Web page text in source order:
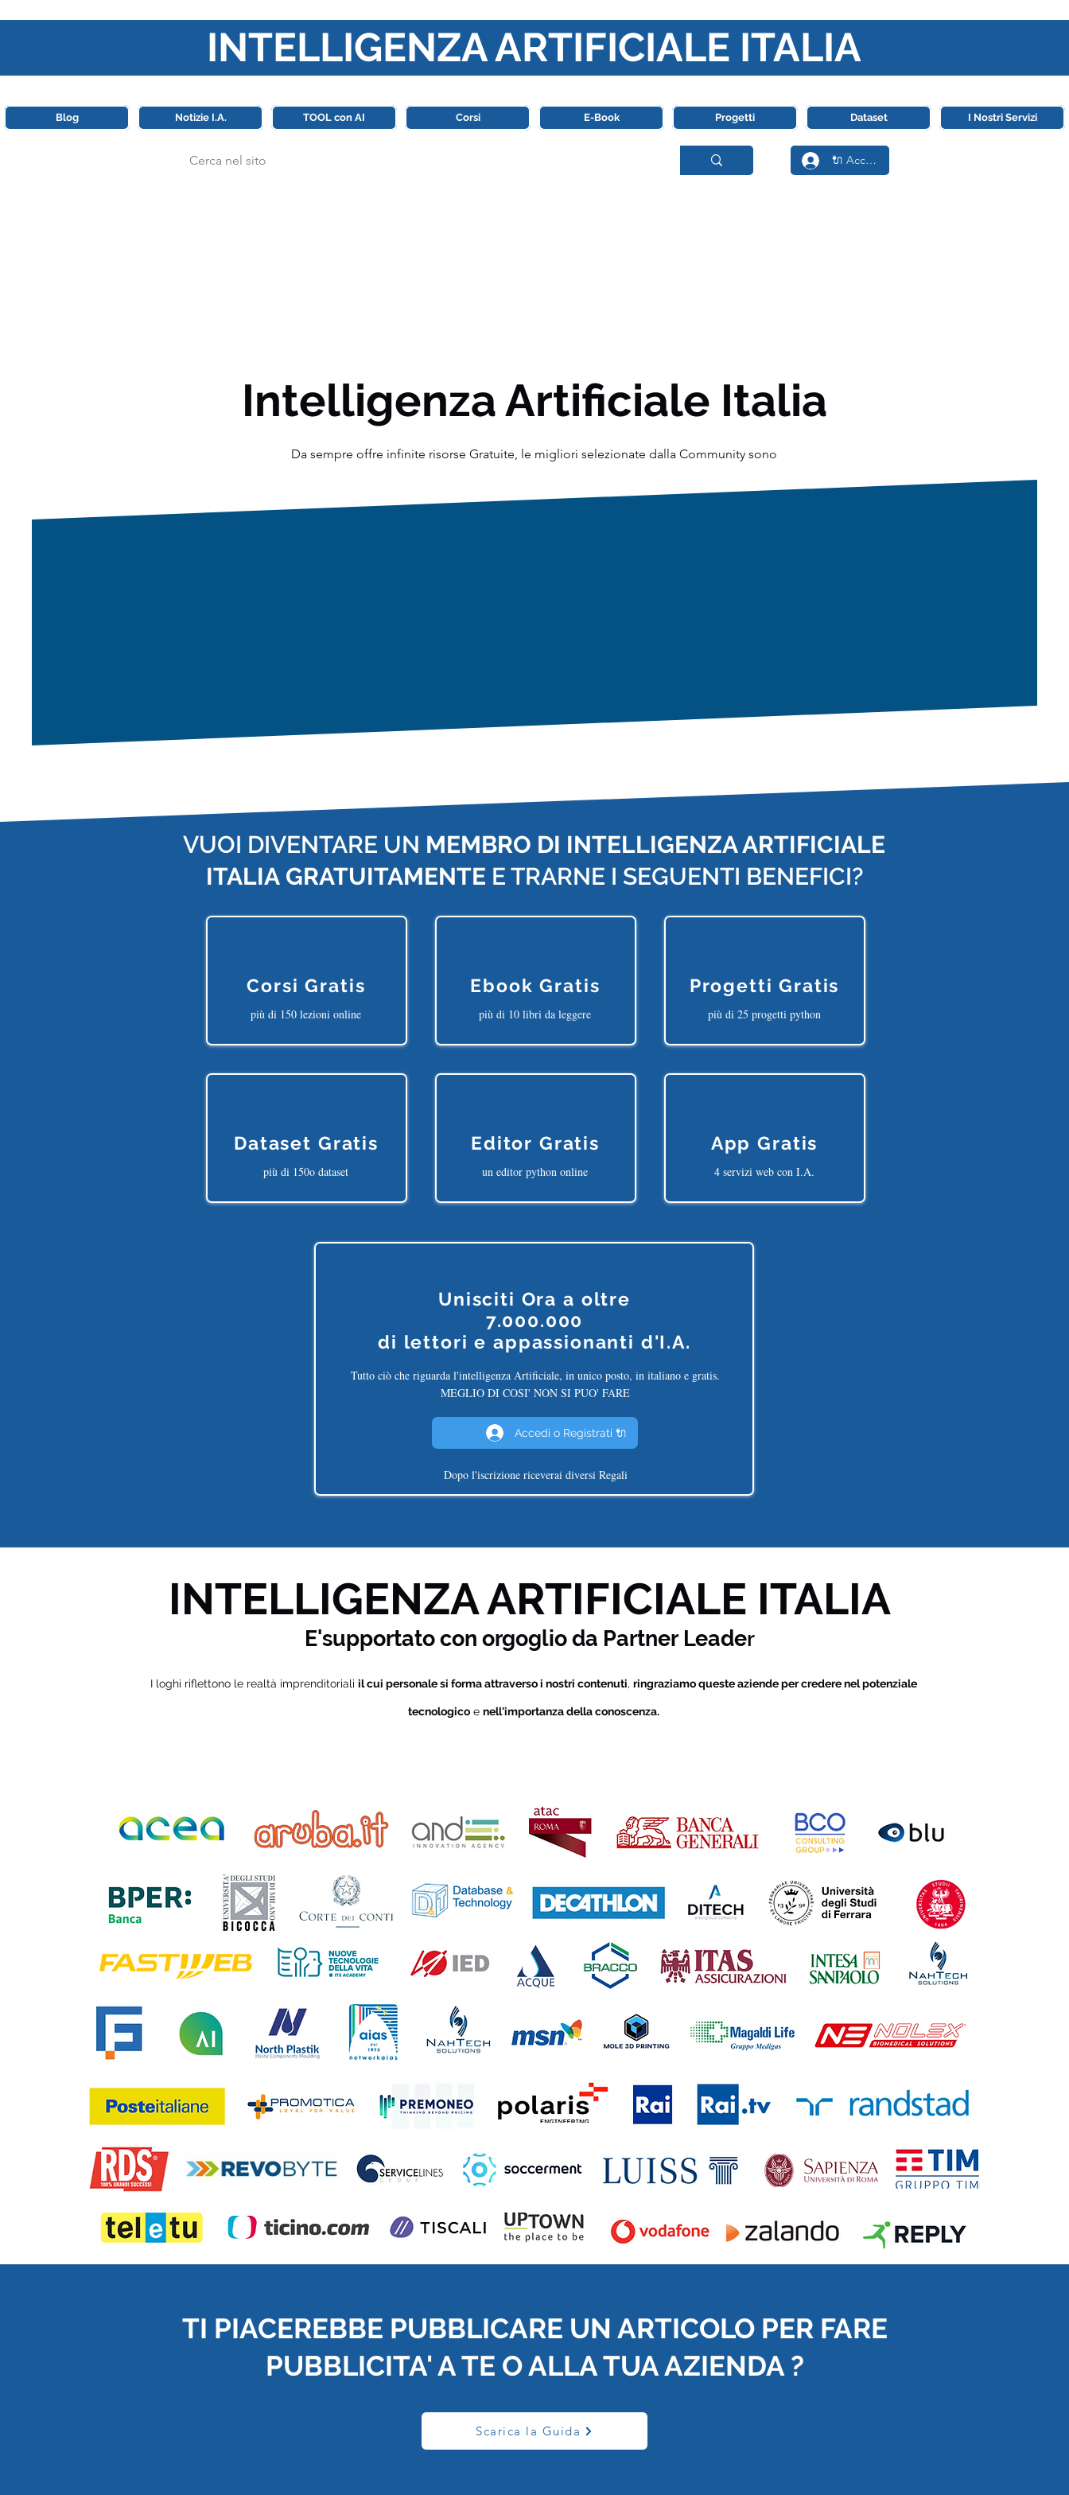
INTELLIGENZA ARTIFICIALE ITALIA
Blog Notizie I.A. TOOL con AI Corsi E-Book Progetti Dataset I Nostri Servizi
🔌 Accedi
Intelligenza Artificiale Italia
Da sempre offre infinite risorse Gratuite, le migliori selezionate dalla Community sono
VUOI DIVENTARE UN MEMBRO DI INTELLIGENZA ARTIFICIALE
ITALIA GRATUITAMENTE E TRARNE I SEGUENTI BENEFICI?
Corsi Gratis
più di 150 lezioni online
Dataset Gratis
più di 150o dataset
Ebook Gratis
più di 10 libri da leggere
Editor Gratis
un editor python online
Progetti Gratis
più di 25 progetti python
App Gratis
4 servizi web con I.A.
Unisciti Ora a oltre
7.000.000
di lettori e appassionanti d'I.A.
Tutto ciò che riguarda l'intelligenza Artificiale, in unico posto, in italiano e gratis.
MEGLIO DI COSI' NON SI PUO' FARE
Accedi o Registrati 🔌
Dopo l'iscrizione riceverai diversi Regali
INTELLIGENZA ARTIFICIALE ITALIA
E'supportato con orgoglio da Partner Leader
I loghi riflettono le realtà imprenditoriali il cui personale si forma attraverso i nostri contenuti, ringraziamo queste aziende per credere nel potenziale
tecnologico e nell'importanza della conoscenza.
TI PIACEREBBE PUBBLICARE UN ARTICOLO PER FARE
PUBBLICITA' A TE O ALLA TUA AZIENDA ?
Scarica la Guida